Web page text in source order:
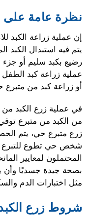
نظرة عامة على
إن عملية زراعة الكبد
يتم فيه استبدال
رضيع بكبد سليم أو
عملية زراعة كبد
أو زراعة كبد من متبرع
في عملية زرع الكبد من
من الكبد من متبرع
زرع متبرع حي، يتم
شخص حي تطوع للتبرع
المحتملون لمعايير
بصحة جيدة جسديًا وأن
مثل اختبارات الدم
شروط زرع